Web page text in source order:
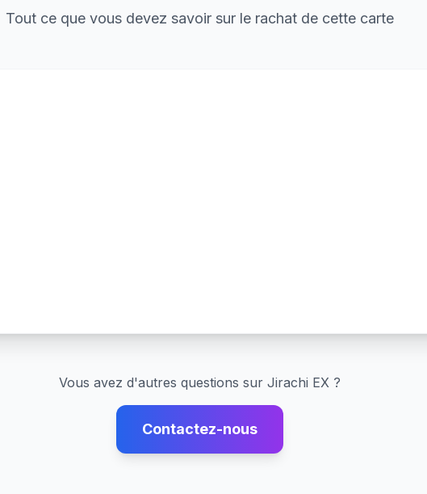
Tout ce que vous devez savoir sur le rachat de cette carte
Vous avez d'autres questions sur Jirachi EX?
Contactez-nous